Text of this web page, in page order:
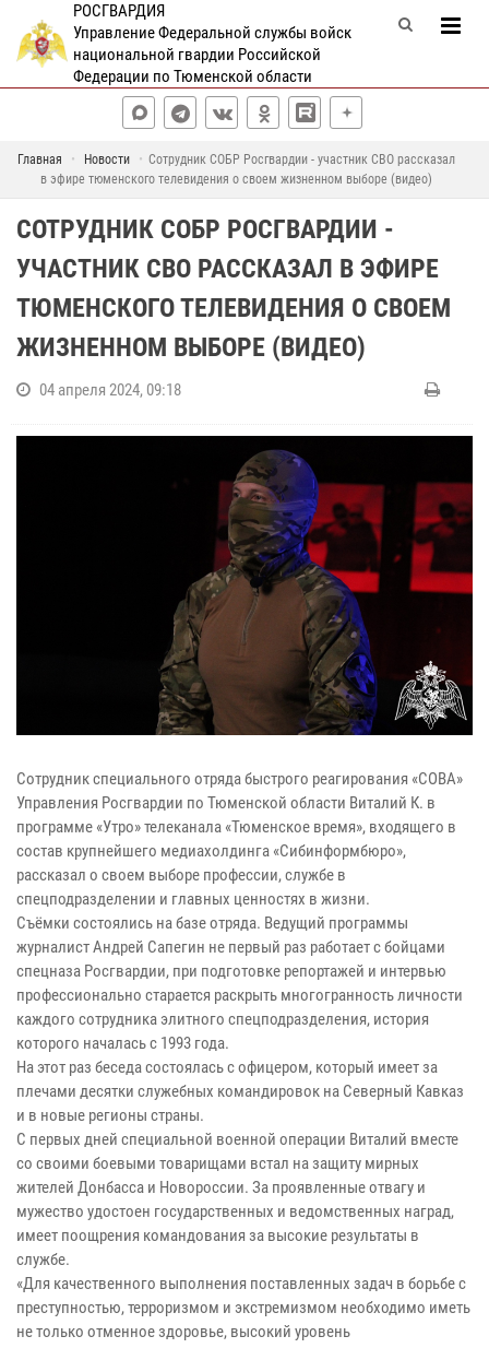
РОСГВАРДИЯ
Управление Федеральной службы войск
национальной гвардии Российской
Федерации по Тюменской области
Главная Новости
Сотрудник СОБР Росгвардии - участник СВО рассказал
в эфире тюменского телевидения о своем жизненном выборе (видео)
СОТРУДНИК СОБР РОСГВАРДИИ -
УЧАСТНИК СВО РАССКАЗАЛ В ЭФИРЕ
ТЮМЕНСКОГО ТЕЛЕВИДЕНИЯ О СВОЕМ
ЖИЗНЕННОМ ВЫБОРЕ (ВИДЕО)
04 апреля 2024, 09:18
Сотрудник специального отряда быстрого реагирования «СОВА»
Управления Росгвардии по Тюменской области Виталий К. в
программе «Утро» телеканала «Тюменское время», входящего в
состав крупнейшего медиахолдинга «Сибинформбюро»,
рассказал о своем выборе профессии, службе в
спецподразделении и главных ценностях в жизни.
Съёмки состоялись на базе отряда. Ведущий программы
журналист Андрей Сапегин не первый раз работает с бойцами
спецназа Росгвардии, при подготовке репортажей и интервью
профессионально старается раскрыть многогранность личности
каждого сотрудника элитного спецподразделения, история
которого началась с 1993 года.
На этот раз беседа состоялась с офицером, который имеет за
плечами десятки служебных командировок на Северный Кавказ
и в новые регионы страны.
С первых дней специальной военной операции Виталий вместе
со своими боевыми товарищами встал на защиту мирных
жителей Донбасса и Новороссии. За проявленные отвагу и
мужество удостоен государственных и ведомственных наград,
имеет поощрения командования за высокие результаты в
службе.
«Для качественного выполнения поставленных задач в борьбе с
преступностью, терроризмом и экстремизмом необходимо иметь
не только отменное здоровье, высокий уровень